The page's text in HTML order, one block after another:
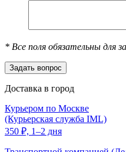
* Все поля обязательны для
Доставка в город
Курьером по Москве
(Курьерская служба IML)
350 ₽, 1–2 дня